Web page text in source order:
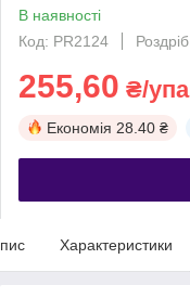
В наявності
Код: PR2124
Роздріб
255,60 ₴/
Економія 28.40 ₴
Характеристики